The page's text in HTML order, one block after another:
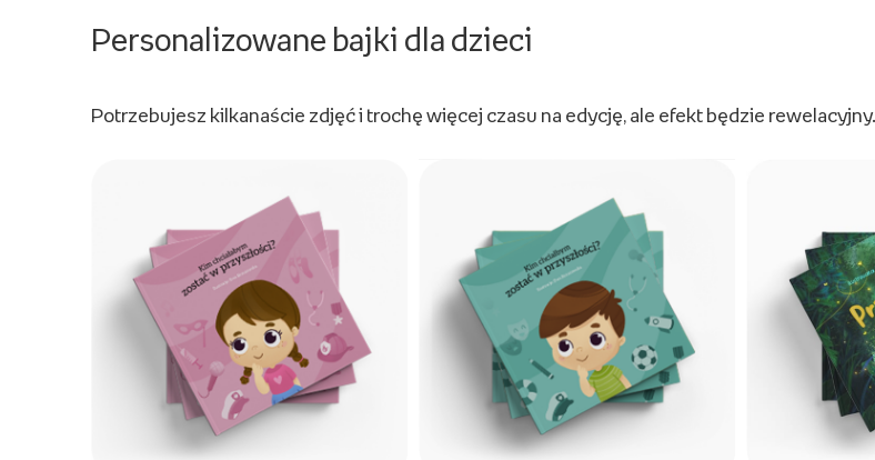
Personalizowane bajki dla dzieci
Potrzebujesz kilkanaście zdjęć i trochę więcej czasu na edycję, ale efekt będzie rewelacyjny.